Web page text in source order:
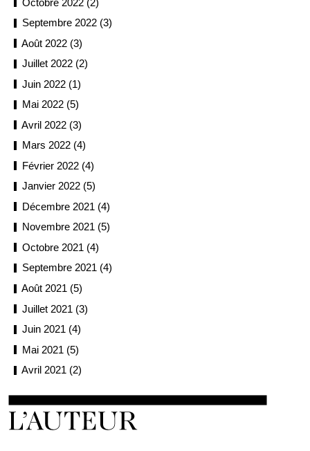
Septembre 2022 (3)
Août 2022 (3)
Juillet 2022 (2)
Juin 2022 (1)
Mai 2022 (5)
Avril 2022 (3)
Mars 2022 (4)
Février 2022 (4)
Janvier 2022 (5)
Décembre 2021 (4)
Novembre 2021 (5)
Octobre 2021 (4)
Septembre 2021 (4)
Août 2021 (5)
Juillet 2021 (3)
Juin 2021 (4)
Mai 2021 (5)
Avril 2021 (2)